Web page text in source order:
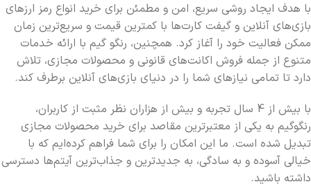
با هدف ایجاد روشی سریع، امن و مطمئن برای خرید انواع رمز ارزهای
بازی‌های آنلاین و گیفت کارت‌ها با کمترین قیمت و سریع‌ترین زمان
ممکن فعالیت خود را آغاز کرد. همچنین، رنگو گیم با ارائه خدمات
متنوع از جمله فروش اکانت‌های قانونی و محصولات مجازی، تلاش
دارد تا تمامی نیازهای شما را در دنیای بازی‌های آنلاین برطرف کند.
با بیش از 4 سال تجربه و بیش از هزاران نظر مثبت از کاربران،
رنگوگیم به یکی از معتبرترین مقاصد برای خرید محصولات مجازی
تبدیل شده است. ما این امکان را برای شما فراهم کرده‌ایم که با
خیالی آسوده و به سادگی، به جدیدترین و جذاب‌ترین آیتم‌ها دسترسی
داشته باشید.